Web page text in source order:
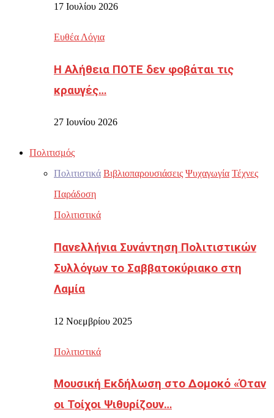
17 Ιουλίου 2026
Ευθέα Λόγια
Η Αλήθεια ΠΟΤΕ δεν φοβάται τις
κραυγές…
27 Ιουνίου 2026
Πολιτισμός
Πολιτιστικά Βιβλιοπαρουσιάσεις Ψυχαγωγία Τέχνες
Παράδοση
Πολιτιστικά
Πανελλήνια Συνάντηση Πολιτιστικών
Συλλόγων το Σαββατοκύριακο στη
Λαμία
12 Νοεμβρίου 2025
Πολιτιστικά
Μουσική Εκδήλωση στο Δομοκό «Όταν
οι Τοίχοι Ψιθυρίζουν…